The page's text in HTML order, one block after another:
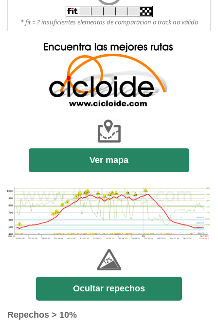
* fit = ? insuficientes elementos de comparacion o track no válido
Ver mapa
Ocultar repechos
Repechos > 10%